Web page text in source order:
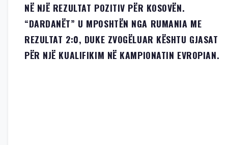
NË NJË REZULTAT POZITIV PËR KOSOVËN.
“DARDANËT” U MPOSHTËN NGA RUMANIA ME
REZULTAT 2:0, DUKE ZVOGËLUAR KËSHTU GJASAT
PËR NJË KUALIFIKIM NË KAMPIONATIN EVROPIAN.